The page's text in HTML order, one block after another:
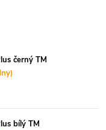
černý TM
bílý TM